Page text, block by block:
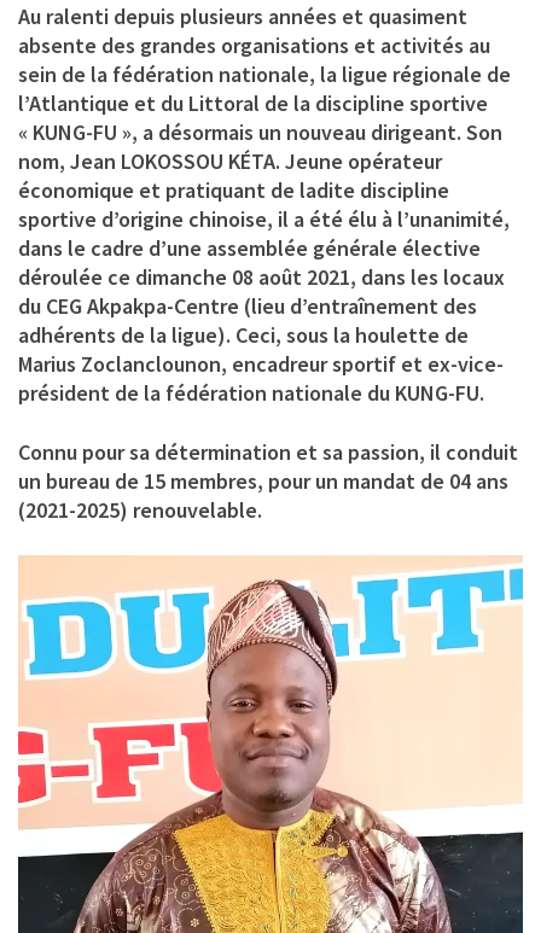
Au ralenti depuis plusieurs années et quasiment
absente des grandes organisations et activités au
sein de la fédération nationale, la ligue régionale de
l’Atlantique et du Littoral de la discipline sportive
« KUNG-FU », a désormais un nouveau dirigeant. Son
nom, Jean LOKOSSOU KÉTA. Jeune opérateur
économique et pratiquant de ladite discipline
sportive d’origine chinoise, il a été élu à l’unanimité,
dans le cadre d’une assemblée générale élective
déroulée ce dimanche 08 août 2021, dans les locaux
du CEG Akpakpa-Centre (lieu d’entraînement des
adhérents de la ligue). Ceci, sous la houlette de
Marius Zoclanclounon, encadreur sportif et ex-vice-
président de la fédération nationale du KUNG-FU.
Connu pour sa détermination et sa passion, il conduit
un bureau de 15 membres, pour un mandat de 04 ans
(2021-2025) renouvelable.